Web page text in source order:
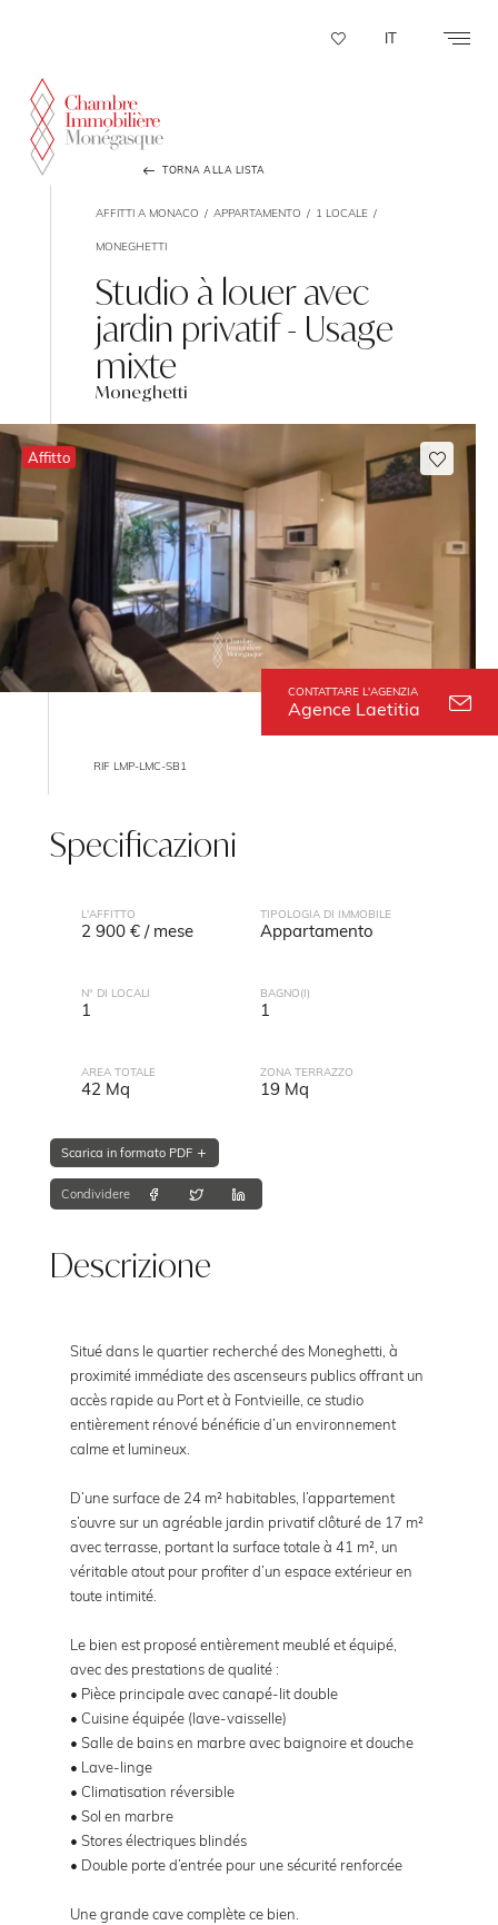
IT
TORNA ALLA LISTA
AFFITTI A MONACO APPARTAMENTO 1 LOCALE
MONEGHETTI
Studio à louer avec
jardin privatif - Usage
mixte
Moneghetti
CONTATTARE L'AGENZIA
Agence Laetitia
Affitto
RIF LMP-LMC-SB1
Specificazioni
L'AFFITTO
2 900 € / mese
TIPOLOGIA DI IMMOBILE
Appartamento
N° DI LOCALI
1
BAGNO(I)
1
AREA TOTALE
42 Mq
ZONA TERRAZZO
19 Mq
Scarica in formato PDF
Condividere
Descrizione
Situé dans le quartier recherché des Moneghetti, à
proximité immédiate des ascenseurs publics offrant un
accès rapide au Port et à Fontvieille, ce studio
entièrement rénové bénéficie d’un environnement
calme et lumineux.
D’une surface de 24 m² habitables, l’appartement
s’ouvre sur un agréable jardin privatif clôturé de 17 m²
avec terrasse, portant la surface totale à 41 m², un
véritable atout pour profiter d’un espace extérieur en
toute intimité.
Le bien est proposé entièrement meublé et équipé,
avec des prestations de qualité :
• Pièce principale avec canapé-lit double
• Cuisine équipée (lave-vaisselle)
• Salle de bains en marbre avec baignoire et douche
• Lave-linge
• Climatisation réversible
• Sol en marbre
• Stores électriques blindés
• Double porte d’entrée pour une sécurité renforcée
Une grande cave complète ce bien.